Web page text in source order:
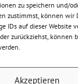
zu speichern und/
zustimmst, können wir
IDs auf dieser Website
zurückziehst, können
Akzeptieren